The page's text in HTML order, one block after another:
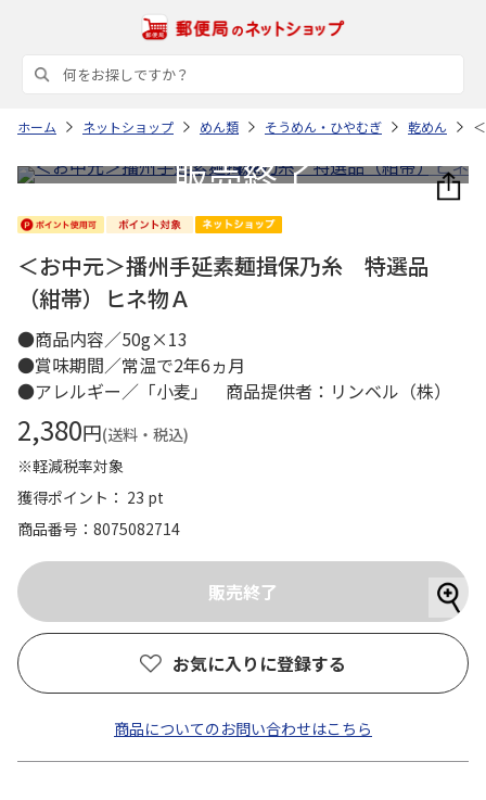
ホーム ネットショップ めん類 そうめん・ひやむぎ 乾めん
＜お中元＞播州手延素麺揖保乃糸 特選品
（紺帯）ヒネ物Ａ
●商品内容／50g×13
●賞味期間／常温で2年6ヵ月
●アレルギー／「小麦」 商品提供者：リンベル（株）
2,380円(送料・税込)
※軽減税率対象
獲得ポイント： 23 pt
商品番号
8075082714
お気に入りに登録する
商品についてのお問い合わせはこちら